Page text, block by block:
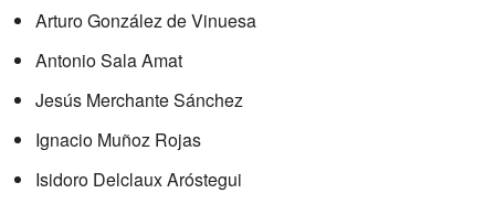
Arturo González de Vinuesa
Antonio Sala Amat
Jesús Merchante Sánchez
Ignacio Muñoz Rojas
Isidoro Delclaux Aróstegui